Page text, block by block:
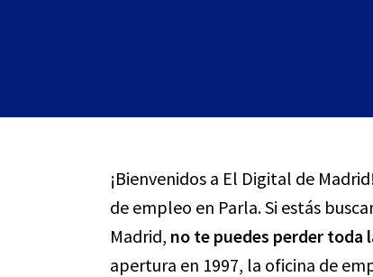
¡Bienvenidos a El Digital de
de empleo en Parla. Si estás
Madrid, no te puedes perder toda
apertura en 1997, la oficina de